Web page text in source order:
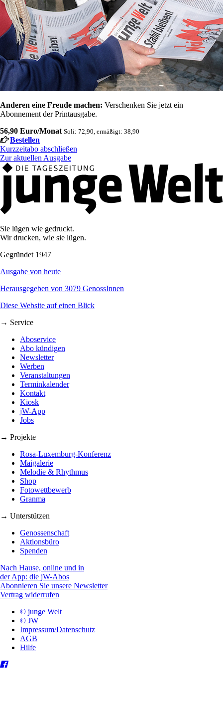
Anderen eine Freude machen: Verschenken Sie jetzt ein
Abonnement der Printausgabe.
56,90 Euro/Monat Soli: 72,90, ermäßigt: 38,90
Bestellen
Kurzzeitabo abschließen
Zur aktuellen Ausgabe
Sie lügen wie gedruckt.
Wir drucken, wie sie lügen.
Gegründet 1947
Ausgabe von heute
Herausgegeben von 3079 GenossInnen
Diese Website auf einen Blick
→ Service
Aboservice
Abo kündigen
Newsletter
Werben
Veranstaltungen
Terminkalender
Kontakt
Kiosk
jW-App
Jobs
→ Projekte
Rosa-Luxemburg-Konferenz
Maigalerie
Melodie & Rhythmus
Shop
Fotowettbewerb
Granma
→ Unterstützen
Genossenschaft
Aktionsbüro
Spenden
Nach Hause, online und in
der App: die jW-Abos
Abonnieren Sie unsere Newsletter
Vertrag widerrufen
© junge Welt
© JW
Impressum/Datenschutz
AGB
Hilfe